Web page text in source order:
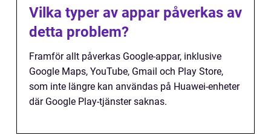
Vilka typer av appar påverkas av
detta problem?
Framför allt påverkas Google-appar, inklusive
Google Maps, YouTube, Gmail och Play Store,
som inte längre kan användas på Huawei-enheter
där Google Play-tjänster saknas.